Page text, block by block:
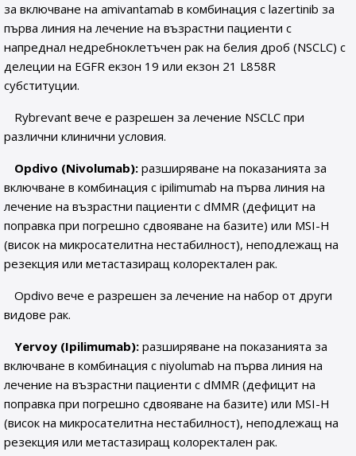
за включване на amivantamab в комбинация с lazertinib за
първа линия на лечение на възрастни пациенти с
напреднал недребноклетъчен рак на белия дроб (NSCLC) с
делеции на EGFR екзон 19 или екзон 21 L858R
субституции.
Rybrevant вече е разрешен за лечение NSCLC при
различни клинични условия.
Opdivo (Nivolumab): разширяване на показанията за
включване в комбинация с ipilimumab на първа линия на
лечение на възрастни пациенти с dMMR (дефицит на
поправка при погрешно сдвояване на базите) или MSI-H
(висок на микросателитна нестабилност), неподлежащ на
резекция или метастазиращ колоректален рак.
Opdivo вече е разрешен за лечение на набор от други
видове рак.
Yervoy (Ipilimumab): разширяване на показанията за
включване в комбинация с niyolumab на първа линия на
лечение на възрастни пациенти с dMMR (дефицит на
поправка при погрешно сдвояване на базите) или MSI-H
(висок на микросателитна нестабилност), неподлежащ на
резекция или метастазиращ колоректален рак.